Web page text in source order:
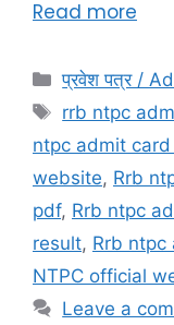
Read more
प्रवेश पत्र /
rrb ntpc
ntpc admit
website, Rrb
pdf, Rrb ntpc
result, Rrb ntpc
NTPC official
Leave a